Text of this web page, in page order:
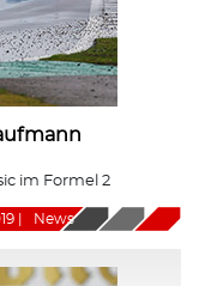
im Formel 2
News